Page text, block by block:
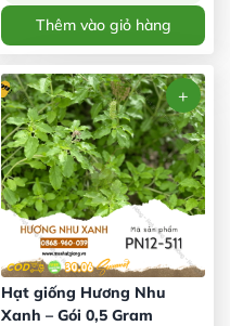
Thêm vào giỏ hàng
Hạt giống Hương Nhu
Xanh – Gói 0,5 Gram